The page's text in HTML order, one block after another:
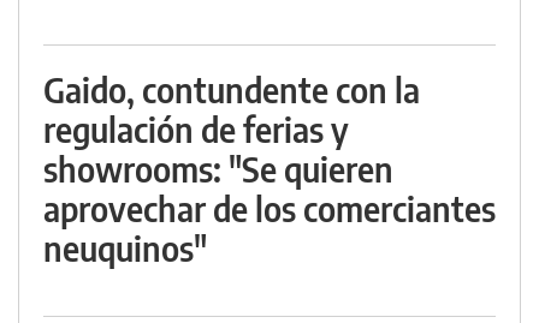
Gaido, contundente con la
regulación de ferias y
showrooms: "Se quieren
aprovechar de los comerciantes
neuquinos"